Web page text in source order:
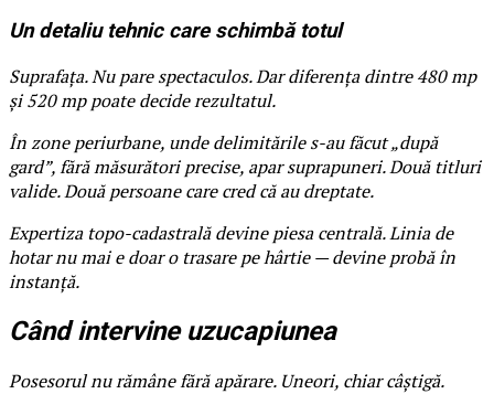
Un detaliu tehnic care schimbă totul
Suprafața. Nu pare spectaculos. Dar diferența dintre 480 mp
și 520 mp poate decide rezultatul.
În zone periurbane, unde delimitările s-au făcut „după
gard”, fără măsurători precise, apar suprapuneri. Două titluri
valide. Două persoane care cred că au dreptate.
Expertiza topo-cadastrală devine piesa centrală. Linia de
hotar nu mai e doar o trasare pe hârtie — devine probă în
instanță.
Când intervine uzucapiunea
Posesorul nu rămâne fără apărare. Uneori, chiar câștigă.